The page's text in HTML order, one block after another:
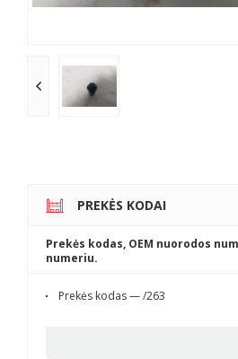
PREKĖS KODAI
Prekės kodas, OEM nuorodos
numeriu.
Prekės kodas — /263